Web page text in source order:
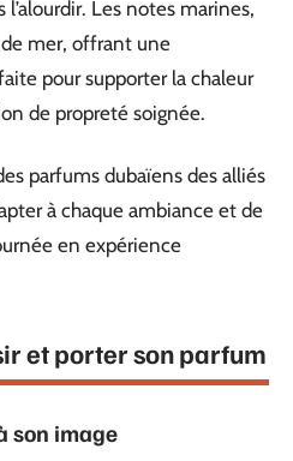
Les notes marines,
mer, offrant une
pour supporter la chaleur
de propreté soignée.
parfums dubaïens des alliés
à chaque ambiance et de
en expérience
et porter son parfum
son image